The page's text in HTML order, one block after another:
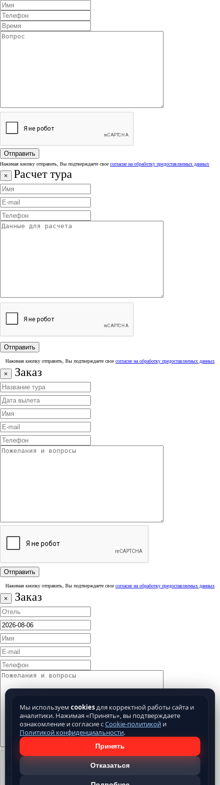
Нажимая кнопку отправить, Вы подтверждаете свое согласие на обработку предоставляемых данных
× Расчет тура
Нажимая кнопку отправить, Вы подтверждаете свое согласие на обработку предоставляемых данных
× Заказ
Нажимая кнопку отправить, Вы подтверждаете свое согласие на обработку предоставляемых данных
× Заказ
Мы используем cookiesдля корректной работы сайта и
аналитики. Нажимая «Принять», вы подтверждаете
ознакомление и согласие сCookie-политикой и
Политикой конфиденциальности.
Принять
Отказаться